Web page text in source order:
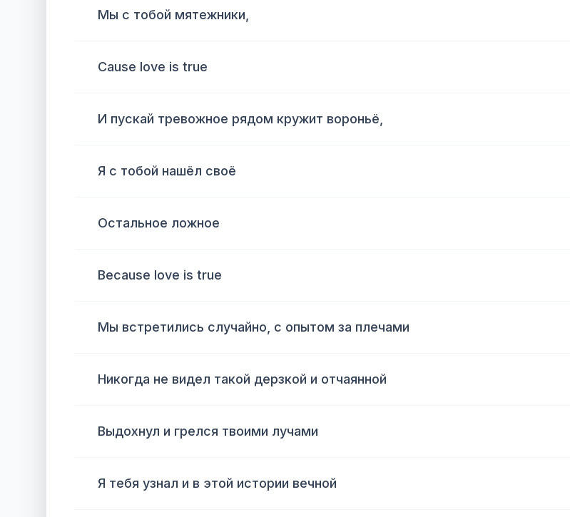
Мы с тобой мятежники,
Cause love is true
И пускай тревожное рядом кружит вороньё,
Я с тобой нашёл своё
Остальное ложное
Because love is true
Мы встретились случайно, с опытом за плечами
Никогда не видел такой дерзкой и отчаянной
Выдохнул и грелся твоими лучами
Я тебя узнал и в этой истории вечной